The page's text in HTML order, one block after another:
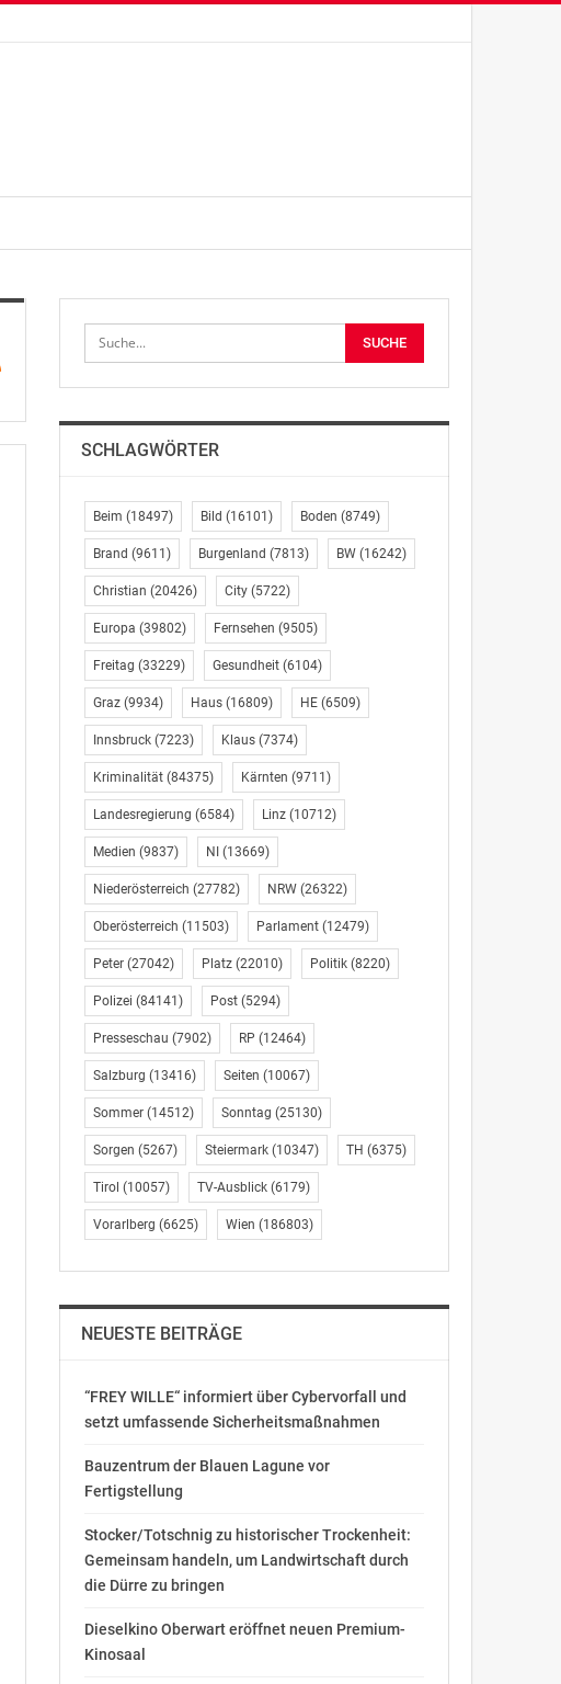
SCHLAGWÖRTER
Beim (18497) Bild (16101) Boden (8749)
Brand (9611) Burgenland (7813) BW(16242)
Christian (20426) City(5722)
Europa (39802) Fernsehen (9505)
Freitag (33229) Gesundheit(6104)
Graz(9934) Haus(16809) HE(6509)
Innsbruck(7223) Klaus(7374)
Kriminalität(84375) Kärnten (9711)
Landesregierung (6584) Linz(10712)
Medien (9837) NI (13669)
Niederösterreich (27782) NRW(26322)
Oberösterreich (11503) Parlament(12479)
Peter(27042) Platz(22010) Politik(8220)
Polizei (84141) Post(5294)
Presseschau (7902) RP (12464)
Salzburg (13416) Seiten (10067)
Sommer(14512) Sonntag (25130)
Sorgen (5267) Steiermark(10347) TH (6375)
Tirol (10057) TV-Ausblick(6179)
Vorarlberg (6625) Wien (186803)
NEUESTE BEITRÄGE
“FREY WILLE“ informiert über Cybervorfall und
setzt umfassende Sicherheitsmaßnahmen
Bauzentrum der Blauen Lagune vor
Fertigstellung
Stocker/Totschnig zu historischer Trockenheit:
Gemeinsam handeln, um Landwirtschaft durch
die Dürre zu bringen
Dieselkino Oberwart eröffnet neuen Premium-
Kinosaal